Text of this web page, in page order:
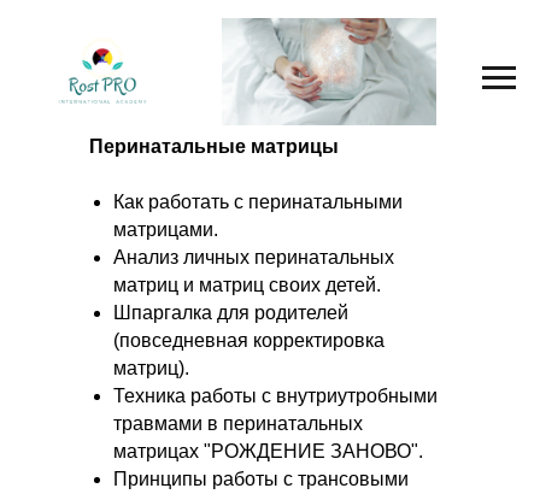
Перинатальные матрицы
Как работать с перинатальными
матрицами.
Анализ личных перинатальных
матриц и матриц своих детей.
Шпаргалка для родителей
(повседневная корректировка
матриц).
Техника работы с внутриутробными
травмами в перинатальных
матрицах "РОЖДЕНИЕ ЗАНОВО".
Принципы работы с трансовыми